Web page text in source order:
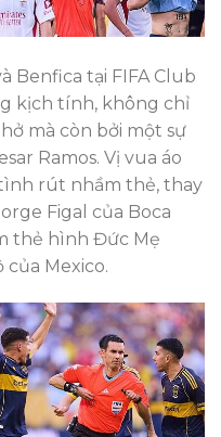
Benfica tại FIFA Club
kịch tính, không chỉ
mà còn bởi một sự
Ramos. Vị vua áo
rút nhầm thẻ, thay
Figal của Boca
thẻ hình Đức Mẹ
Mexico.